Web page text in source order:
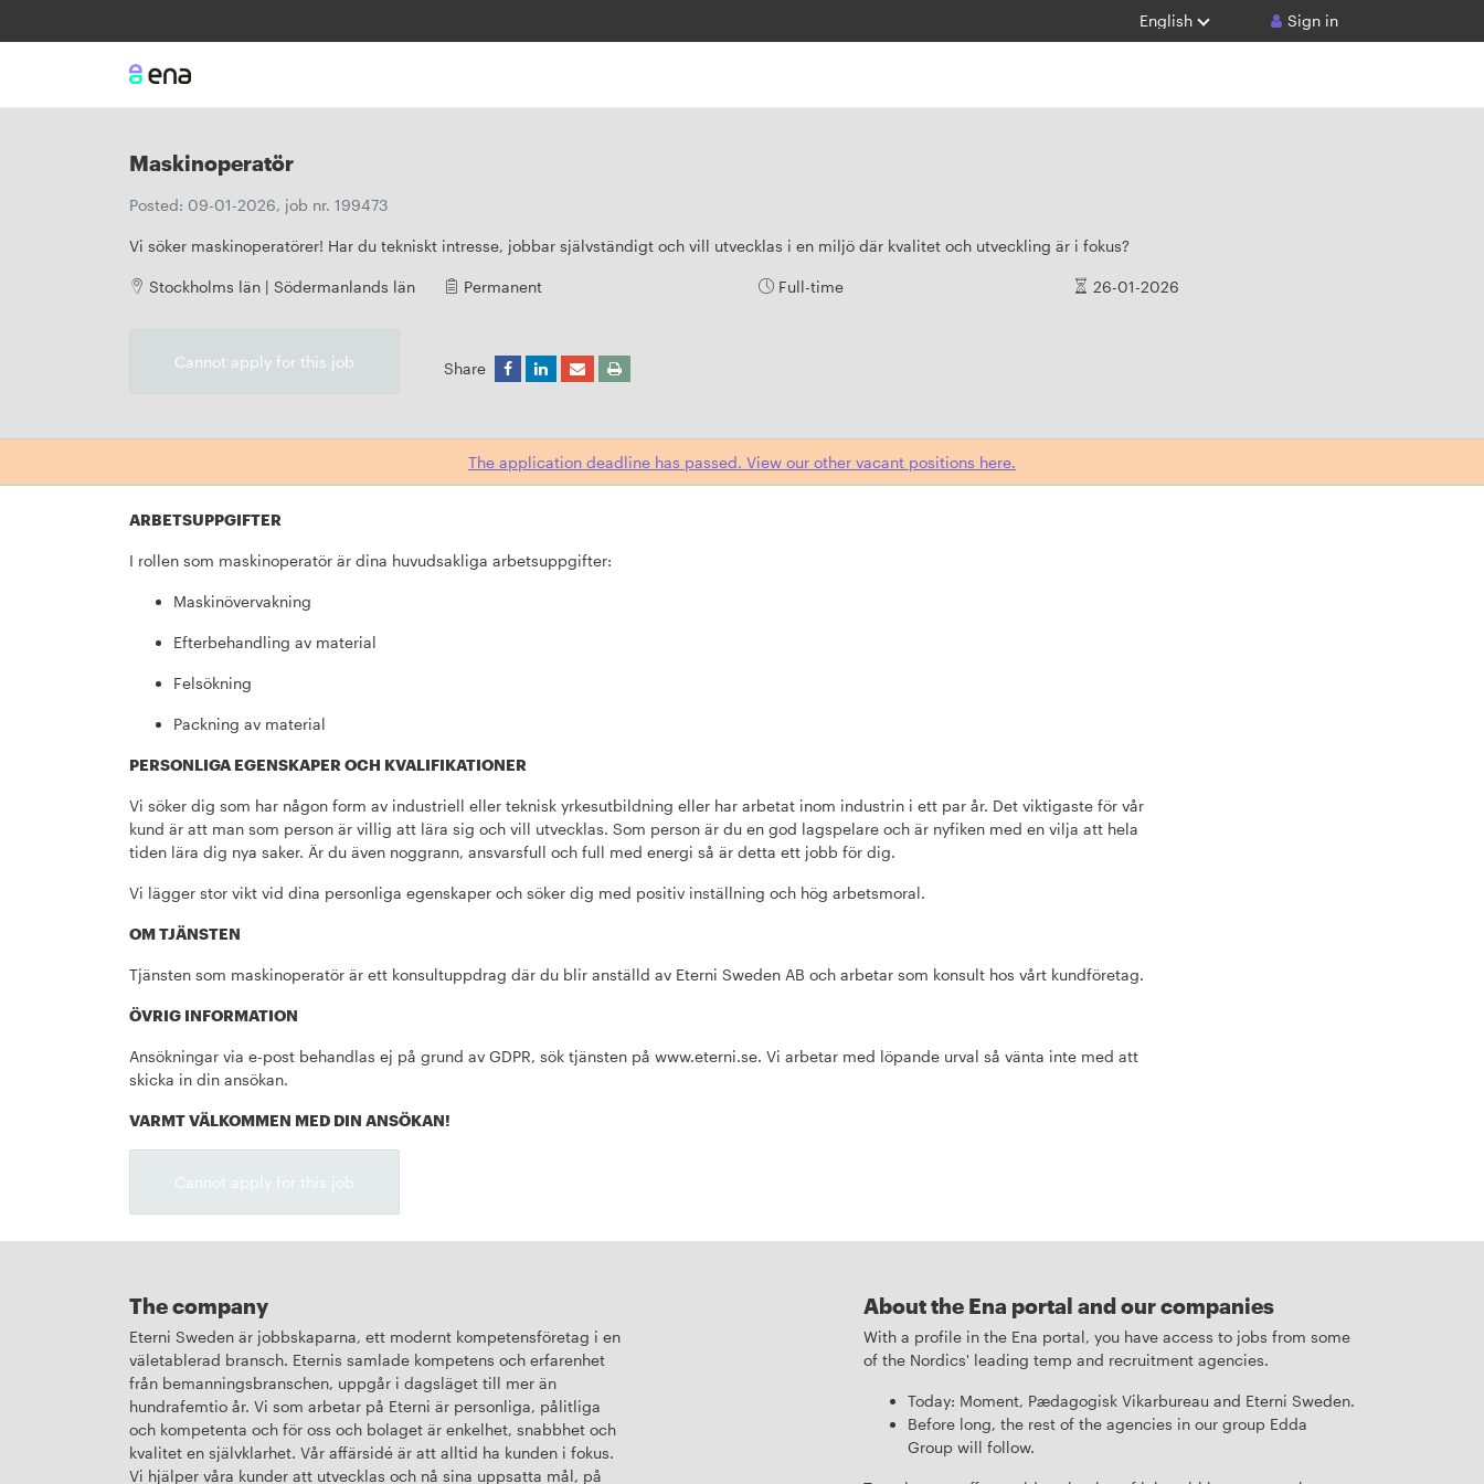
English Sign in
Maskinoperatör
Posted: 09-01-2026, job nr. 199473
Vi söker maskinoperatörer! Har du tekniskt intresse, jobbar självständigt och vill utvecklas i en miljö där kvalitet och utveckling är i fokus?
Stockholms län | Södermanlands län Permanent Full-time 26-01-2026
Cannot apply for this job Share
The application deadline has passed. View our other vacant positions here.
ARBETSUPPGIFTER
I rollen som maskinoperatör är dina huvudsakliga arbetsuppgifter:
Maskinövervakning
Efterbehandling av material
Felsökning
Packning av material
PERSONLIGA EGENSKAPER OCH KVALIFIKATIONER
Vi söker dig som har någon form av industriell eller teknisk yrkesutbildning eller har arbetat inom industrin i ett par år. Det viktigaste för vår
kund är att man som person är villig att lära sig och vill utvecklas. Som person är du en god lagspelare och är nyfiken med en vilja att hela
tiden lära dig nya saker. Är du även noggrann, ansvarsfull och full med energi så är detta ett jobb för dig.
Vi lägger stor vikt vid dina personliga egenskaper och söker dig med positiv inställning och hög arbetsmoral.
OM TJÄNSTEN
Tjänsten som maskinoperatör är ett konsultuppdrag där du blir anställd av Eterni Sweden AB och arbetar som konsult hos vårt kundföretag.
ÖVRIG INFORMATION
Ansökningar via e-post behandlas ej på grund av GDPR, sök tjänsten på www.eterni.se. Vi arbetar med löpande urval så vänta inte med att
skicka in din ansökan.
VARMT VÄLKOMMEN MED DIN ANSÖKAN!
Cannot apply for this job
The company
Eterni Sweden är jobbskaparna, ett modernt kompetensföretag i en
väletablerad bransch. Eternis samlade kompetens och erfarenhet
från bemanningsbranschen, uppgår i dagsläget till mer än
hundrafemtio år. Vi som arbetar på Eterni är personliga, pålitliga
och kompetenta och för oss och bolaget är enkelhet, snabbhet och
kvalitet en självklarhet. Vår affärsidé är att alltid ha kunden i fokus.
Vi hjälper våra kunder att utvecklas och nå sina uppsatta mål, på
About the Ena portal and our companies
With a profile in the Ena portal, you have access to jobs from some
of the Nordics' leading temp and recruitment agencies.
Today: Moment, Pædagogisk Vikarbureau and Eterni Sweden.
Before long, the rest of the agencies in our group Edda
Group will follow.